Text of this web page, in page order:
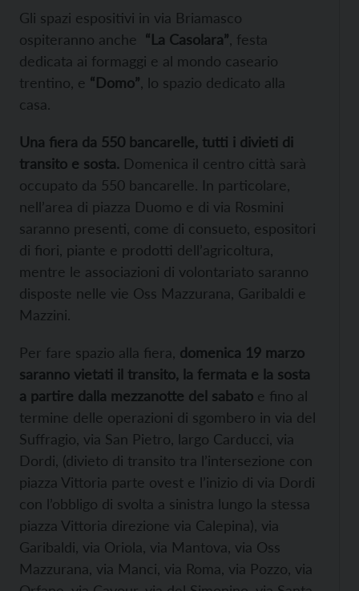
Gli spazi espositivi in via Briamasco
ospiteranno anche “La Casolara” , festa
dedicata ai formaggi e al mondo caseario
trentino, e “Domo” , lo spazio dedicato alla
casa.
Una fiera da 550 bancarelle, tutti i divieti di
transito e sosta. Domenica il centro città sarà
occupato da 550 bancarelle. In particolare,
nell’area di piazza Duomo e di via Rosmini
saranno presenti, come di consueto, espositori
di fiori, piante e prodotti dell’agricoltura,
mentre le associazioni di volontariato saranno
disposte nelle vie Oss Mazzurana, Garibaldi e
Mazzini.
Per fare spazio alla fiera, domenica 19 marzo
saranno vietati il transito, la fermata e la sosta
a partire dalla mezzanotte del sabato e fino al
termine delle operazioni di sgombero in via del
Suffragio, via San Pietro, largo Carducci, via
Dordi, (divieto di transito tra l’intersezione con
piazza Vittoria parte ovest e l’inizio di via Dordi
con l’obbligo di svolta a sinistra lungo la stessa
piazza Vittoria direzione via Calepina), via
Garibaldi, via Oriola, via Mantova, via Oss
Mazzurana, via Manci, via Roma, via Pozzo, via